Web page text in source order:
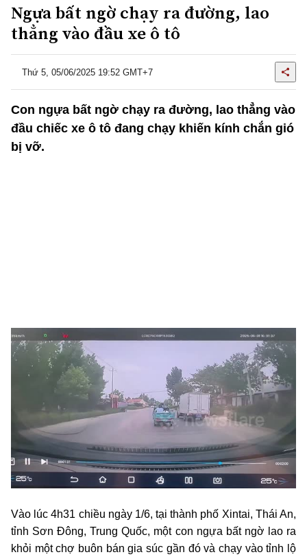
Ngựa bất ngờ chạy ra đường, lao
thẳng vào đầu xe ô tô
Thứ 5, 05/06/2025 19:52 GMT+7
Con ngựa bất ngờ chạy ra đường, lao thẳng vào
đầu chiếc xe ô tô đang chạy khiến kính chắn gió
bị vỡ.
Vào lúc 4h31 chiều ngày 1/6, tại thành phố Xintai, Thái An,
tỉnh Sơn Đông, Trung Quốc, một con ngựa bất ngờ lao ra
khỏi một chợ buôn bán gia súc gần đó và chạy vào tỉnh lộ